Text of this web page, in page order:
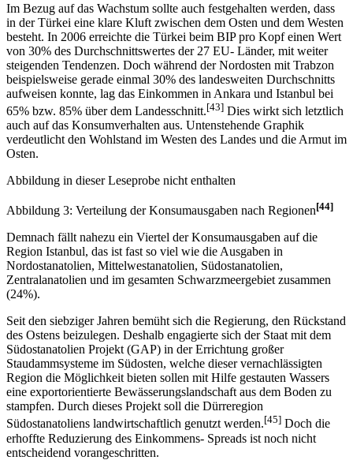
Im Bezug auf das Wachstum sollte auch festgehalten werden, dass
in der Türkei eine klare Kluft zwischen dem Osten und dem Westen
besteht. In 2006 erreichte die Türkei beim BIP pro Kopf einen Wert
von 30% des Durchschnittswertes der 27 EU- Länder, mit weiter
steigenden Tendenzen. Doch während der Nordosten mit Trabzon
beispielsweise gerade einmal 30% des landesweiten Durchschnitts
aufweisen konnte, lag das Einkommen in Ankara und Istanbul bei
65% bzw. 85% über dem Landesschnitt.[43] Dies wirkt sich letztlich
auch auf das Konsumverhalten aus. Untenstehende Graphik
verdeutlicht den Wohlstand im Westen des Landes und die Armut im
Osten.
Abbildung in dieser Leseprobe nicht enthalten
Abbildung 3: Verteilung der Konsumausgaben nach Regionen[44]
Demnach fällt nahezu ein Viertel der Konsumausgaben auf die
Region Istanbul, das ist fast so viel wie die Ausgaben in
Nordostanatolien, Mittelwestanatolien, Südostanatolien,
Zentralanatolien und im gesamten Schwarzmeergebiet zusammen
(24%).
Seit den siebziger Jahren bemüht sich die Regierung, den Rückstand
des Ostens beizulegen. Deshalb engagierte sich der Staat mit dem
Südostanatolien Projekt (GAP) in der Errichtung großer
Staudammsysteme im Südosten, welche dieser vernachlässigten
Region die Möglichkeit bieten sollen mit Hilfe gestauten Wassers
eine exportorientierte Bewässerungslandschaft aus dem Boden zu
stampfen. Durch dieses Projekt soll die Dürreregion
Südostanatoliens landwirtschaftlich genutzt werden.[45] Doch die
erhoffte Reduzierung des Einkommens- Spreads ist noch nicht
entscheidend vorangeschritten.